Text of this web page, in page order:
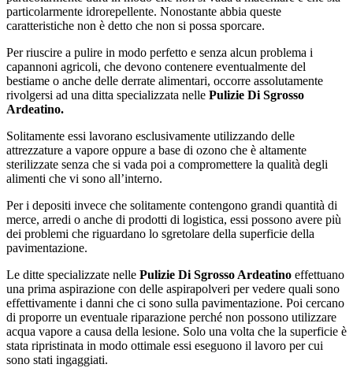
particolarmente idrorepellente. Nonostante abbia queste
caratteristiche non è detto che non si possa sporcare.
Per riuscire a pulire in modo perfetto e senza alcun problema i
capannoni agricoli, che devono contenere eventualmente del
bestiame o anche delle derrate alimentari, occorre assolutamente
rivolgersi ad una ditta specializzata nelle Pulizie Di Sgrosso
Ardeatino.
Solitamente essi lavorano esclusivamente utilizzando delle
attrezzature a vapore oppure a base di ozono che è altamente
sterilizzate senza che si vada poi a compromettere la qualità degli
alimenti che vi sono all’interno.
Per i depositi invece che solitamente contengono grandi quantità di
merce, arredi o anche di prodotti di logistica, essi possono avere più
dei problemi che riguardano lo sgretolare della superficie della
pavimentazione.
Le ditte specializzate nelle Pulizie Di Sgrosso Ardeatino effettuano
una prima aspirazione con delle aspirapolveri per vedere quali sono
effettivamente i danni che ci sono sulla pavimentazione. Poi cercano
di proporre un eventuale riparazione perché non possono utilizzare
acqua vapore a causa della lesione. Solo una volta che la superficie è
stata ripristinata in modo ottimale essi eseguono il lavoro per cui
sono stati ingaggiati.